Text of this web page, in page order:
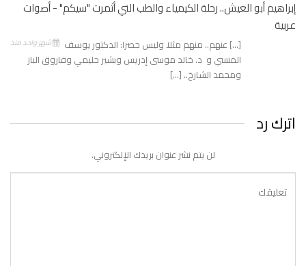
إبراهيم أبو العيش.. رحلة الكيمياء والطب التي أثمرت "سيكم" - أصوات
عربية
شهر واحد منذ
[…] عنهم.. منهم مثلا وليس حصرا: الدكتور يوسف
المنسي و د. خالد موسى إدريس وبشير حليمي وفاروق الباز
ومحمد الشارخ.. […]
اترك رد
لن يتم نشر عنوان بريدك الإلكتروني.